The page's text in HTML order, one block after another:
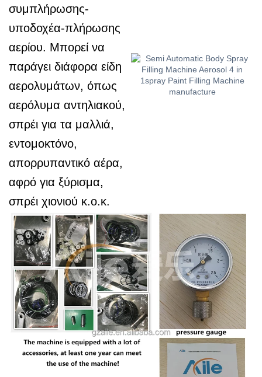
συμπλήρωσης-
υποδοχέα-πλήρωσης
αερίου. Μπορεί να
παράγει διάφορα είδη
αερολυμάτων, όπως
αερόλυμα αντηλιακού,
σπρέι για τα μαλλιά,
εντομοκτόνο,
απορρυπαντικό αέρα,
αφρό για ξύρισμα,
σπρέι χιονιού κ.ο.κ.